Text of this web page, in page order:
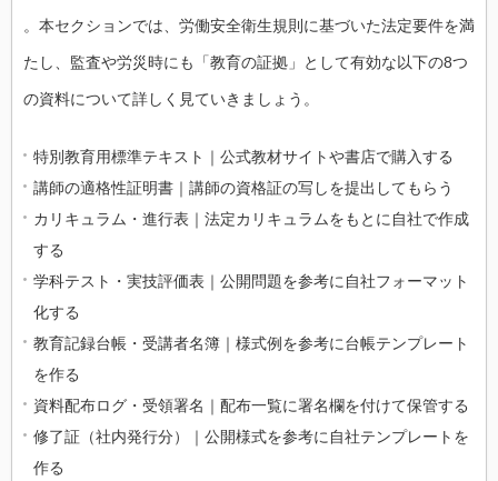
。本セクションでは、労働安全衛生規則に基づいた法定要件を満
たし、監査や労災時にも「教育の証拠」として有効な以下の8つ
の資料について詳しく見ていきましょう。
特別教育用標準テキスト｜公式教材サイトや書店で購入する
講師の適格性証明書｜講師の資格証の写しを提出してもらう
カリキュラム・進行表｜法定カリキュラムをもとに自社で作成
する
学科テスト・実技評価表｜公開問題を参考に自社フォーマット
化する
教育記録台帳・受講者名簿｜様式例を参考に台帳テンプレート
を作る
資料配布ログ・受領署名｜配布一覧に署名欄を付けて保管する
修了証（社内発行分）｜公開様式を参考に自社テンプレートを
作る